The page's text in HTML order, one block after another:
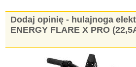
Dodaj opinię - hulajnoga
ENERGY FLARE X PRO